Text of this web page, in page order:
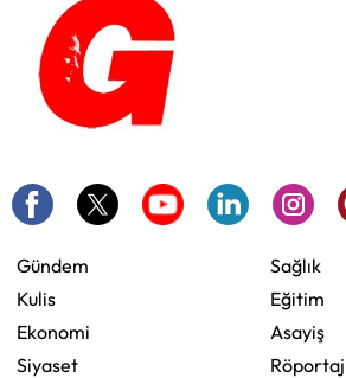
Gündem
Kulis
Ekonomi
Siyaset
Sağlık
Eğitim
Asayiş
Röportaj